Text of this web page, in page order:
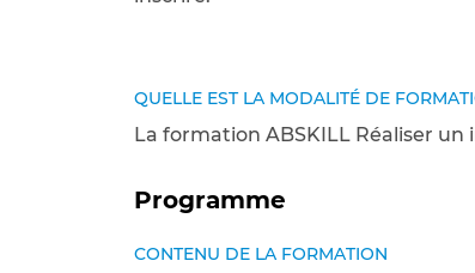
QUELLE EST LA MODALITÉ DE
La formation ABSKILL Réaliser
Programme
CONTENU DE LA FORMATION